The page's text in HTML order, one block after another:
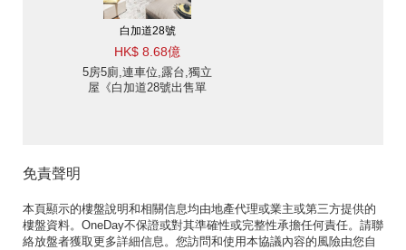
白加道28號
HK$ 8.68億
5房5廁,連車位,露台,獨立
屋《白加道28號出售單
免責聲明
本頁顯示的樓盤說明和相關信息均由地產代理或業主或第三方提供的
樓盤資料。OneDay不保證或對其準確性或完整性承擔任何責任。請聯
絡放盤者獲取更多詳細信息。您訪問和使用本協議內容的風險由您自